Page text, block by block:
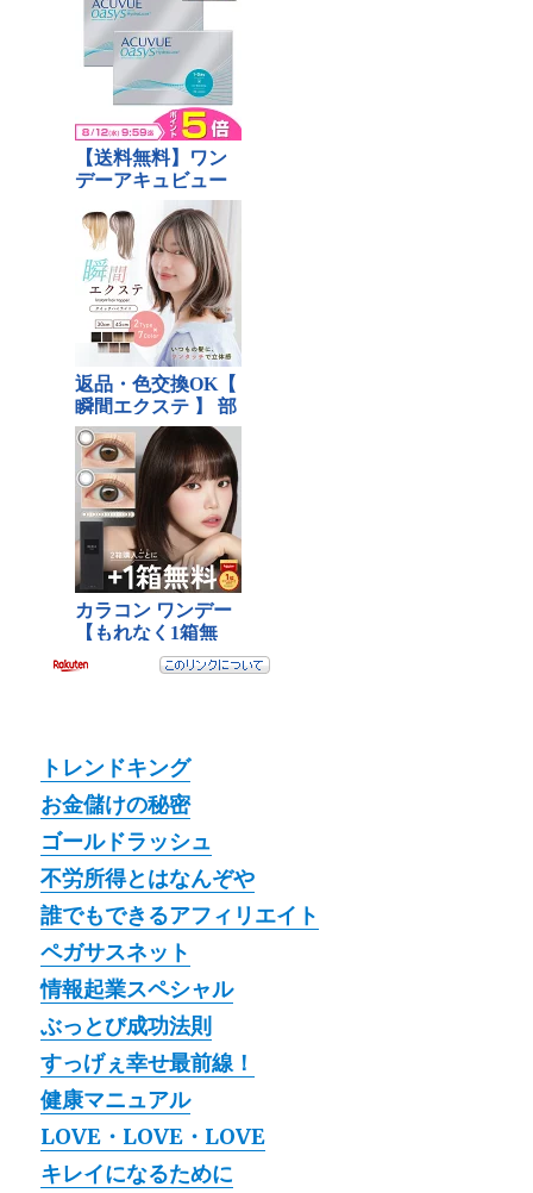
トレンドキング
お金儲けの秘密
ゴールドラッシュ
不労所得とはなんぞや
誰でもできるアフィリエイト
ペガサスネット
情報起業スペシャル
ぶっとび成功法則
すっげぇ幸せ最前線！
健康マニュアル
LOVE・LOVE・LOVE
キレイになるために